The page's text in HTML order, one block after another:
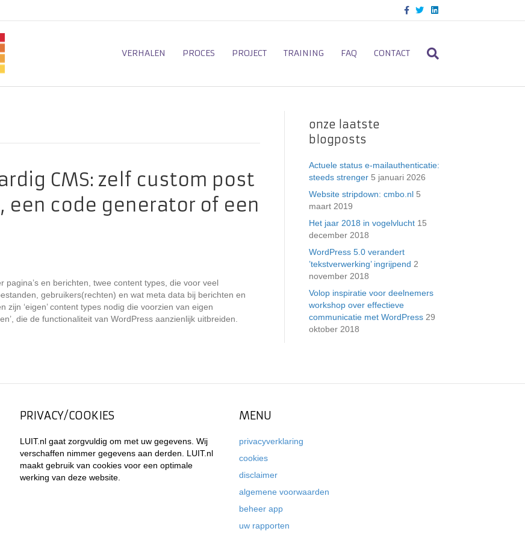
c
o
o
T
i
e
L
n
d
VERHALEN PROCES PROJECT TRAINING FAQ CONTACT
CMS: zelf custom post
een code generator of een
en berichten, twee content types, die voor veel
gebruikers(rechten) en wat meta data bij berichten en
zijn ‘eigen’ content types nodig die voorzien van eigen
die de functionaliteit van WordPress aanzienlijk uitbreiden.
onze laatste
blogposts
Actuele status e-mailauthenticatie:
steeds strenger 5 januari 2026
Website stripdown: cmbo.nl 5
maart 2019
Het jaar 2018 in vogelvlucht 15
december 2018
WordPress 5.0 verandert
’tekstverwerking’ ingrijpend 2
november 2018
Volop inspiratie voor deelnemers
workshop over effectieve
communicatie met WordPress 29
oktober 2018
PRIVACY/COOKIES
LUIT.nl gaat zorgvuldig om met uw gegevens. Wij
verschaffen nimmer gegevens aan derden. LUIT.nl
maakt gebruik van cookies voor een optimale
werking van deze website.
MENU
privacyverklaring
cookies
disclaimer
algemene voorwaarden
beheer app
uw rapporten